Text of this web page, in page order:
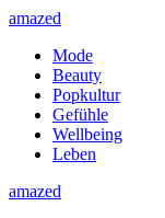
amazed
Mode
Beauty
Popkultur
Gefühle
Wellbeing
Leben
amazed